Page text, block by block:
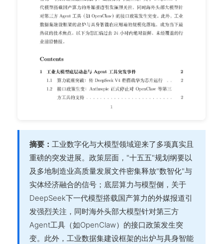
摘要： 工业数字化与大模型领域迎来了多项真实且
重磅的突发进展。政策层面，"十五五"规划纲要以
及多地制造业高质量发展文件密集释放"数智化"与
实体经济融合的信号；底层算力与模型侧，关于
DeepSeek下一代模型搭载国产算力的外媒报道引
发强烈关注，同时海外头部大模型针对第三方
Agent工具（如OpenClaw）的接口政策发生突
变。此外，工业数据集建设框架的出炉与具身智能